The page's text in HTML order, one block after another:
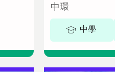
中環
中學